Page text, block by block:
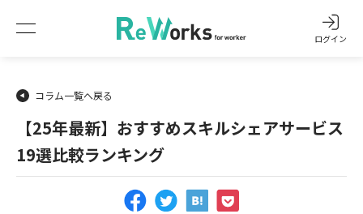
ログイン
コラム一覧へ戻る
【25年最新】おすすめスキルシェアサービス
19選比較ランキング